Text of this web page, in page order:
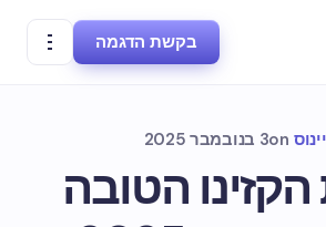
בקשת הדגמה
on3 בנובמבר 2025
הטובה